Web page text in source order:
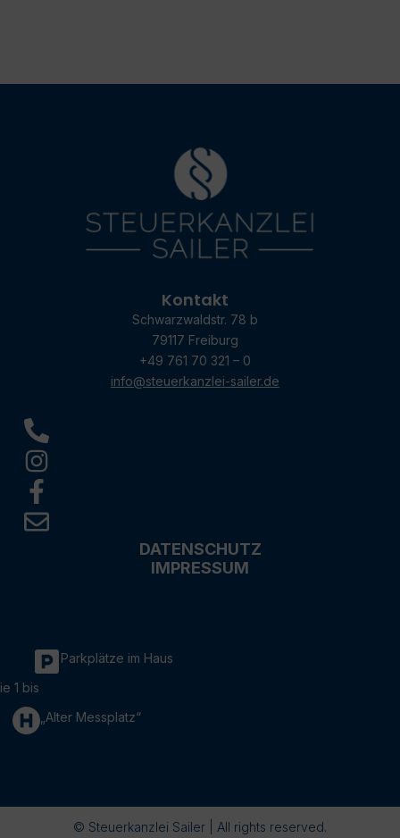
Kontakt
Schwarzwaldstr. 78 b
79117 Freiburg
+49 761 70 321 – 0
info@steuerkanzlei-sailer.de
DATENSCHUTZ
IMPRESSUM
Parkplätze im Haus
1 bis
„Alter Messplatz“
© Steuerkanzlei Sailer | All rights reserved.